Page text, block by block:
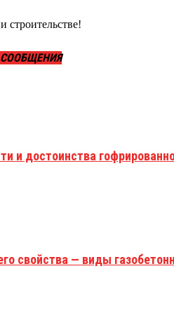
строительстве!
и достоинства
свойства — виды